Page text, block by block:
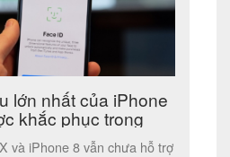
lớn nhất của iPhone
khắc phục trong
và iPhone 8 vẫn chưa hỗ trợ